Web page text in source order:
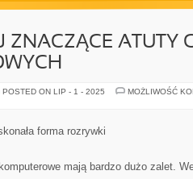
ZNACZĄCE ATUTY
POSTED ON LIP - 1 - 2025
MOŻLIWOŚĆ
forma rozrywki
mają bardzo dużo zalet.